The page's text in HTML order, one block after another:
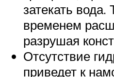
затекать
временем
разрушая
Отсутствие
приведет к